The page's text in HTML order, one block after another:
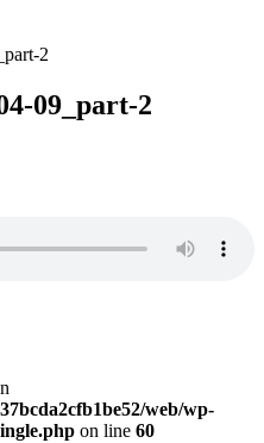
2
09_part-2
web/wp-
on line 60